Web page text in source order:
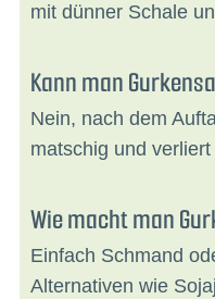
mit dünner Schale
Kann man
Nein, nach dem
matschig und verliert
Wie macht man
Einfach Schmand
Alternativen wie